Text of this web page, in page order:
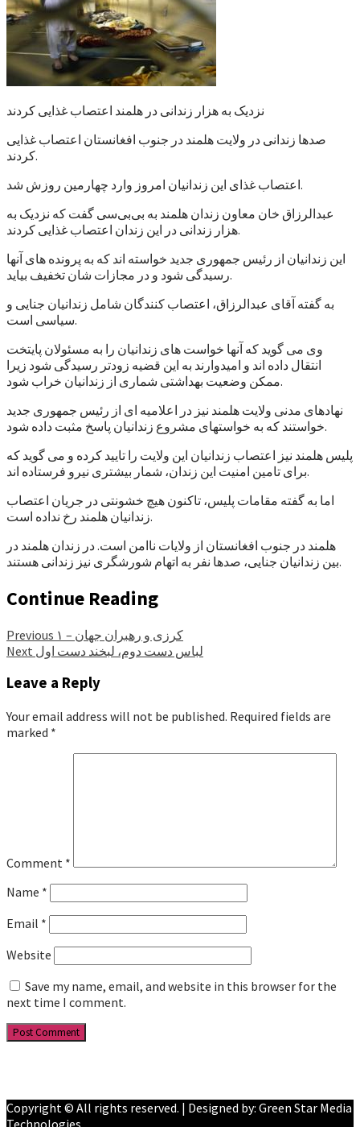
نزدیک به هزار زندانی در هلمند اعتصاب غذایی کردند
صدها زندانی در ولایت هلمند در جنوب افغانستان اعتصاب غذایی
کردند.
اعتصاب غذای این زندانیان امروز وارد چهارمین روزش شد.
عبدالرزاق خان معاون زندان هلمند به بی‌بی‌سی گفت که نزدیک به
هزار زندانی در این زندان اعتصاب غذایی کردند.
این زندانیان از رئیس جمهوری جدید خواسته اند که به پرونده های آنها
رسیدگی شود و در مجازات شان تخفیف بیاید.
به گفته آقای عبدالرزاق، اعتصاب کنندگان شامل زندانیان جنایی و
سیاسی است.
وی می گوید که آنها خواست های زندانیان را به مسئولان پایتخت
انتقال داده اند و امیدوارند به این قضیه زودتر رسیدگی شود زیرا
ممکن وضعیت بهداشتی شماری از زندانیان خراب شود.
نهادهای مدنی ولایت هلمند نیز در اعلامیه ای از رئیس جمهوری جدید
خواستند که به خواستهای مشروع زندانیان پاسخ مثبت داده شود.
پلیس هلمند نیز اعتصاب زندانیان این ولایت را تایید کرده و می گوید که
برای تامین امنیت این زندان، شمار بیشتری نیرو فرستاده اند.
اما به گفته مقامات پلیس، تاکنون هیچ خشونتی در جریان اعتصاب
زندانیان هلمند رخ نداده است.
هلمند در جنوب افغانستان از ولایات ناامن است. در زندان هلمند در
بین زندانیان جنایی، صدها نفر به اتهام شورشگری نیز زندانی هستند.
Continue Reading
Previous
کرزی و رهبران جهان – ۱
Next لباس دست دوم، لبخند دست اول
Leave a Reply
Your email address will not be published. Required fields are
marked *
Comment *
Name *
Email *
Website
Save my name, email, and website in this browser for the
next time I comment.
Copyright © All rights reserved. | Designed by: Green Star Media